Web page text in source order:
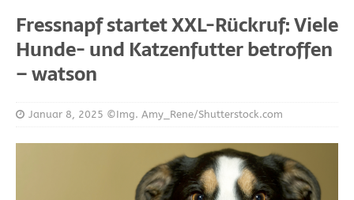
Fressnapf startet XXL-Rückruf: Viele
Hunde- und Katzenfutter betroffen
– watson
Januar 8, 2025 ©Img. Amy_Rene/Shutterstock.com